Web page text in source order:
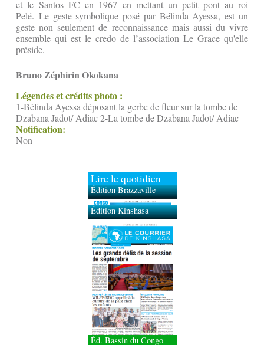
et le Santos FC en 1967 en mettant un petit pont au roi
Pelé. Le geste symbolique posé par Bélinda Ayessa, est un
geste non seulement de reconnaissance mais aussi du vivre
ensemble qui est le credo de l’association Le Grace qu'elle
préside.
Bruno Zéphirin Okokana
Légendes et crédits photo :
1-Bélinda Ayessa déposant la gerbe de fleur sur la tombe de
Dzabana Jadot/ Adiac 2-La tombe de Dzabana Jadot/ Adiac
Notification:
Non
Lire le quotidien
Édition Brazzaville
Édition Kinshasa
Éd. Bassin du Congo